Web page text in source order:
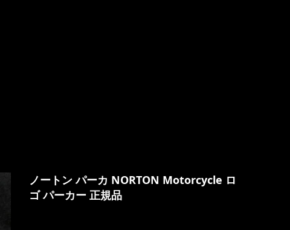
ノートン パーカ NORTON Motorcycle ロ
ゴ パーカー 正規品